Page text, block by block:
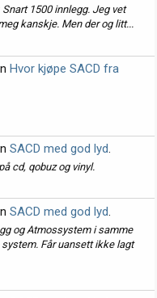
1500 innlegg. Jeg vet
kanskje. Men der og litt...
Hvor kjøpe SACD fra
SACD med god lyd.
cd, qobuz og vinyl.
SACD med god lyd.
og Atmossystem i samme
Får uansett ikke lagt